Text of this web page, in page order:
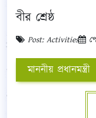
বীর শ্রেষ্ঠ
Post: Activities
মাননীয় প্রধানমন্ত্রী